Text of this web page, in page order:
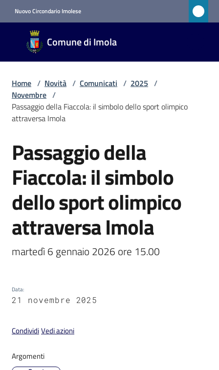
Nuovo Circondario Imolese
Comune di Imola
Comune
di Imola
RETE
Amministrazione
Menu selezionato
Servizi
Vivere
i
s
t
a
e
Home / Novità / Comunicati / 2025 /
Novembre /
Passaggio della Fiaccola: il simbolo dello sport olimpico
attraversa Imola
Salta al contenuto
Passaggio della
Fiaccola: il simbolo
dello sport olimpico
attraversa Imola
martedì 6 gennaio 2026 ore 15.00
Data:
21 novembre 2025
CondividiVedi azioni
Argomenti